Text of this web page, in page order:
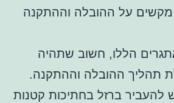
מקשים על ההובלה וההתקנה
הללו, חשוב שתהיה
תהליך ההובלה וההתקנה.
ברזל בחתיכות קטנות